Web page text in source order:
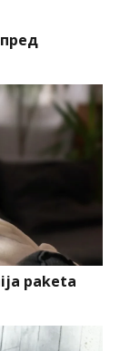
paketa